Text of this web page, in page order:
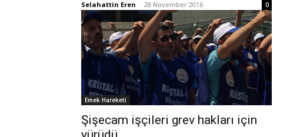
Selahattin Eren - 28 November 2016 0
Emek Hareketi
Şişecam işçileri grev hakları için